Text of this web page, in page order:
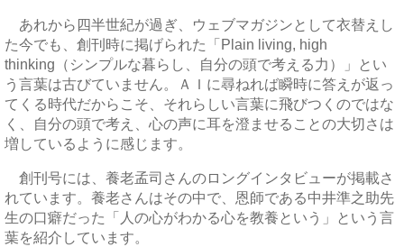
あれから四半世紀が過ぎ、ウェブマガジンとして衣替えし
た今でも、創刊時に掲げられた「Plain living, high
thinking（シンプルな暮らし、自分の頭で考える力）」とい
う言葉は古びていません。ＡＩに尋ねれば瞬時に答えが返っ
てくる時代だからこそ、それらしい言葉に飛びつくのではな
く、自分の頭で考え、心の声に耳を澄ませることの大切さは
増しているように感じます。
創刊号には、養老孟司さんのロングインタビューが掲載さ
れています。養老さんはその中で、恩師である中井準之助先
生の口癖だった「人の心がわかる心を教養という」という言
葉を紹介しています。